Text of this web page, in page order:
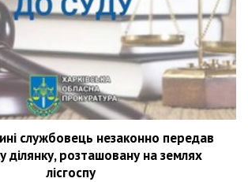
службовець незаконно передав
ділянку, розташовану на землях
лісгоспу